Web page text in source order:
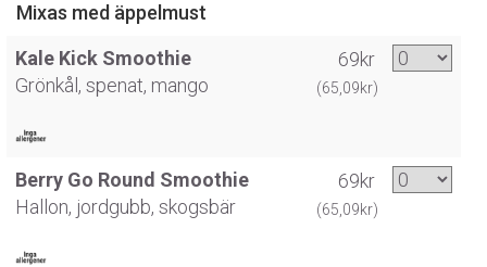
Mixas med äppelmust
Kale Kick Smoothie
Grönkål, spenat, mango
69kr
(65,09kr)
Berry Go Round Smoothie
Hallon, jordgubb, skogsbär
69kr
(65,09kr)